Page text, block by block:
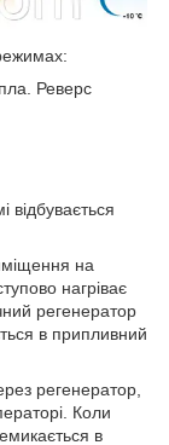
Реверс
відбувається
на
нагріває
регенератор
в припливний
регенератор,
Коли
в